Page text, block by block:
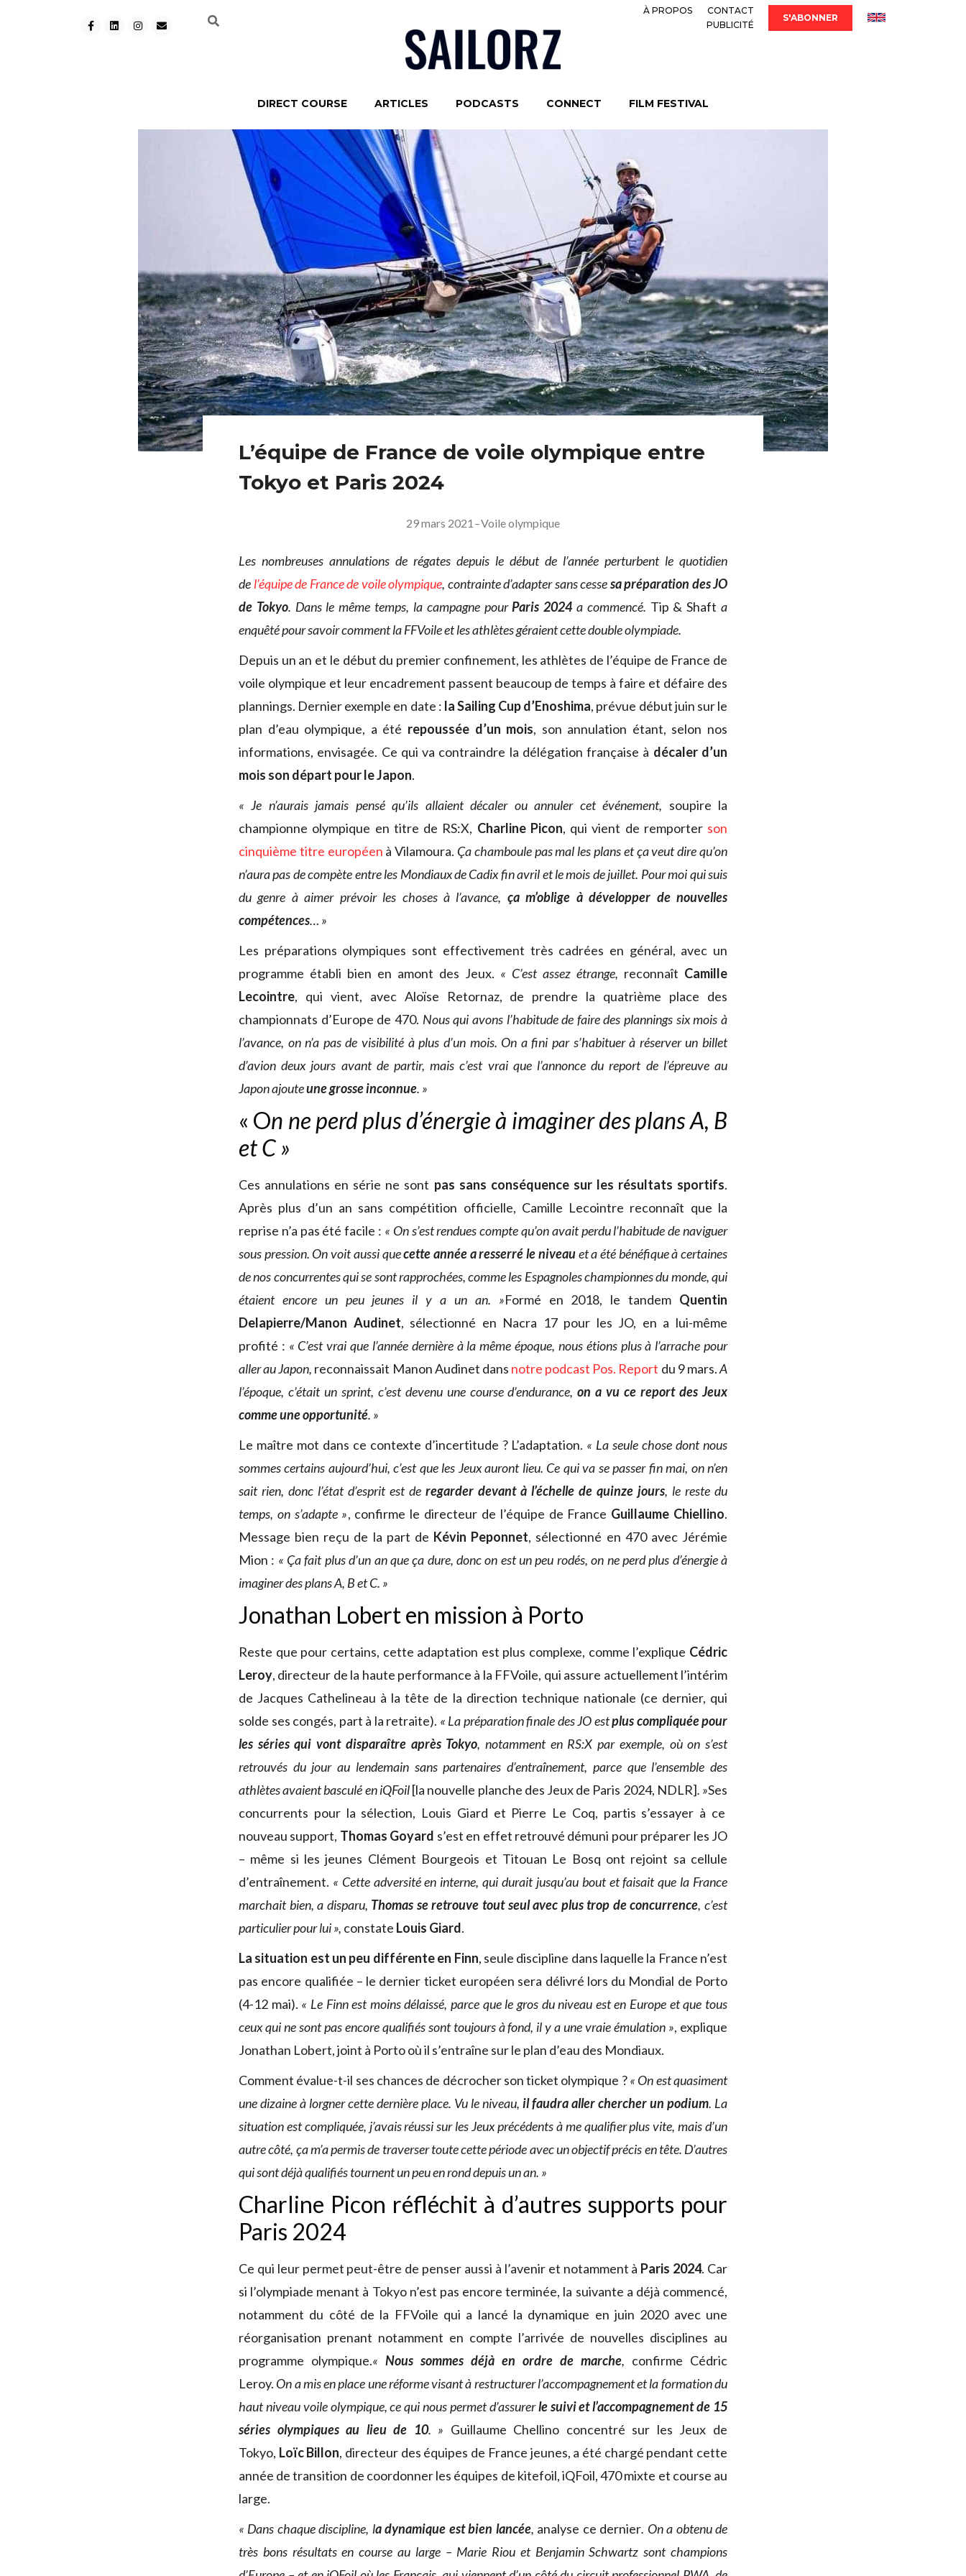
À PROPOS
CONTACT
PUBLICITÉ
S'ABONNER
DIRECT COURSE ARTICLES PODCASTS CONNECT FILM FESTIVAL
L’équipe de France de voile olympique entre
Tokyo et Paris 2024
29 mars 2021 –Voile olympique
Les nombreuses annulations de régates depuis le début de l’année perturbent le quotidien
de l’équipe de France de voile olympique, contrainte d’adapter sans cessesa préparation des JO
de Tokyo. Dans le même temps, la campagne pourParis 2024a commencé. Tip & Shaft a
enquêté pour savoir comment la FFVoile et les athlètes géraient cette double olympiade.
Depuis un an et le début du premier confinement, les athlètes de l’équipe de France de
voile olympique et leur encadrement passent beaucoup de temps à faire et défaire des
plannings. Dernier exemple en date : la Sailing Cup d’Enoshima, prévue début juin sur le
plan d’eau olympique, a été repoussée d’un mois, son annulation étant, selon nos
informations, envisagée. Ce qui va contraindre la délégation française à décaler d’un
mois son départ pour le Japon.
« Je n’aurais jamais pensé qu’ils allaient décaler ou annuler cet événement, soupire la
championne olympique en titre de RS:X, Charline Picon, qui vient de remporter son
cinquième titre européen à Vilamoura. Ça chamboule pas mal les plans et ça veut dire qu’on
n’aura pas de compète entre les Mondiaux de Cadix fin avril et le mois de juillet. Pour moi qui suis
du genre à aimer prévoir les choses à l’avance, ça m’oblige à développer de nouvelles
compétences… »
Les préparations olympiques sont effectivement très cadrées en général, avec un
programme établi bien en amont des Jeux. « C’est assez étrange, reconnaît Camille
Lecointre, qui vient, avec Aloïse Retornaz, de prendre la quatrième place des
championnats d’Europe de 470. Nous qui avons l’habitude de faire des plannings six mois à
l’avance, on n’a pas de visibilité à plus d’un mois. On a fini par s’habituer à réserver un billet
d’avion deux jours avant de partir, mais c’est vrai que l’annonce du report de l’épreuve au
Japon ajouteune grosse inconnue. »
« On ne perd plus d’énergie à imaginer des plans A, B
et C »
Ces annulations en série ne sont pas sans conséquence sur les résultats sportifs.
Après plus d’un an sans compétition officielle, Camille Lecointre reconnaît que la
reprise n’a pas été facile : « On s’est rendues compte qu’on avait perdu l’habitude de naviguer
sous pression. On voit aussi quecette année a resserré le niveauet a été bénéfique à certaines
de nos concurrentes qui se sont rapprochées, comme les Espagnoles championnes du monde, qui
étaient encore un peu jeunes il y a un an. »Formé en 2018, le tandem Quentin
Delapierre/Manon Audinet, sélectionné en Nacra 17 pour les JO, en a lui-même
profité : « C’est vrai que l’année dernière à la même époque, nous étions plus à l’arrache pour
aller au Japon, reconnaissait Manon Audinet dans notre podcast Pos. Report du 9 mars.A
l’époque, c’était un sprint, c’est devenu une course d’endurance,on a vu ce report des Jeux
comme une opportunité. »
Le maître mot dans ce contexte d’incertitude ? L’adaptation. « La seule chose dont nous
sommes certains aujourd’hui, c’est que les Jeux auront lieu. Ce qui va se passer fin mai, on n’en
sait rien, donc l’état d’esprit est de regarder devant à l’échelle de quinze jours, le reste du
temps, on s’adapte », confirme le directeur de l’équipe de France Guillaume Chiellino.
Message bien reçu de la part de Kévin Peponnet, sélectionné en 470 avec Jérémie
Mion : « Ça fait plus d’un an que ça dure, donc on est un peu rodés, on ne perd plus d’énergie à
imaginer des plans A, B et C. »
Jonathan Lobert en mission à Porto
Reste que pour certains, cette adaptation est plus complexe, comme l’explique Cédric
Leroy, directeur de la haute performance à la FFVoile, qui assure actuellement l’intérim
de Jacques Cathelineau à la tête de la direction technique nationale (ce dernier, qui
solde ses congés, part à la retraite). « La préparation finale des JO estplus compliquée pour
les séries qui vont disparaître après Tokyo, notamment en RS:X par exemple, où on s’est
retrouvés du jour au lendemain sans partenaires d’entraînement, parce que l’ensemble des
athlètes avaient basculé en iQFoil[la nouvelle planche des Jeux de Paris 2024, NDLR]. »Ses
concurrents pour la sélection, Louis Giard et Pierre Le Coq, partis s’essayer à ce
nouveau support, Thomas Goyard s’est en effet retrouvé démuni pour préparer les JO
– même si les jeunes Clément Bourgeois et Titouan Le Bosq ont rejoint sa cellule
d’entraînement. « Cette adversité en interne, qui durait jusqu’au bout et faisait que la France
marchait bien, a disparu, Thomas se retrouve tout seul avec plus trop de concurrence, c’est
particulier pour lui », constate Louis Giard.
La situation est un peu différente en Finn, seule discipline dans laquelle la France n’est
pas encore qualifiée – le dernier ticket européen sera délivré lors du Mondial de Porto
(4-12 mai). « Le Finn est moins délaissé, parce que le gros du niveau est en Europe et que tous
ceux qui ne sont pas encore qualifiés sont toujours à fond, il y a une vraie émulation », explique
Jonathan Lobert, joint à Porto où il s’entraîne sur le plan d’eau des Mondiaux.
Comment évalue-t-il ses chances de décrocher son ticket olympique ?« On est quasiment
une dizaine à lorgner cette dernière place. Vu le niveau, il faudra aller chercher un podium. La
situation est compliquée, j’avais réussi sur les Jeux précédents à me qualifier plus vite, mais d’un
autre côté, ça m’a permis de traverser toute cette période avec un objectif précis en tête. D’autres
qui sont déjà qualifiés tournent un peu en rond depuis un an. »
Charline Picon réfléchit à d’autres supports pour
Paris 2024
Ce qui leur permet peut-être de penser aussi à l’avenir et notamment à Paris 2024. Car
si l’olympiade menant à Tokyo n’est pas encore terminée, la suivante a déjà commencé,
notamment du côté de la FFVoile qui a lancé la dynamique en juin 2020 avec une
réorganisation prenant notamment en compte l’arrivée de nouvelles disciplines au
programme olympique.« Nous sommes déjà en ordre de marche, confirme Cédric
Leroy. On a mis en place une réforme visant à restructurer l’accompagnement et la formation du
haut niveau voile olympique, ce qui nous permet d’assurerle suivi et l’accompagnement de 15
séries olympiques au lieu de 10. » Guillaume Chellino concentré sur les Jeux de
Tokyo, Loïc Billon, directeur des équipes de France jeunes, a été chargé pendant cette
année de transition de coordonner les équipes de kitefoil, iQFoil, 470 mixte et course au
large.
« Dans chaque discipline, la dynamique est bien lancée, analyse ce dernier. On a obtenu de
très bons résultats en course au large – Marie Riou et Benjamin Schwartz sont champions